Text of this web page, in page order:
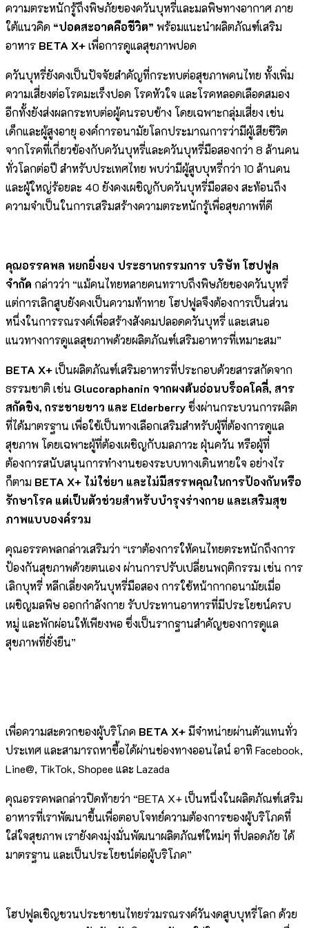
ความตระหนักรู้ถึงพิษภัยของควันบุหรี่และมลพิษทางอากาศ ภาย
ใต้แนวคิด “ปอดสะอาดคือชีวิต” พร้อมแนะนำผลิตภัณฑ์เสริม
อาหาร BETA X+เพื่อการดูแลสุขภาพปอด
ควันบุหรี่ยังคงเป็นปัจจัยสำคัญที่กระทบต่อสุขภาพคนไทย ทั้งเพิ่ม
ความเสี่ยงต่อโรคมะเร็งปอด โรคหัวใจ และโรคหลอดเลือดสมอง
อีกทั้งยังส่งผลกระทบต่อผู้คนรอบข้าง โดยเฉพาะกลุ่มเสี่ยง เช่น
เด็กและผู้สูงอายุ องค์การอนามัยโลกประมาณการว่ามีผู้เสียชีวิต
จากโรคที่เกี่ยวข้องกับควันบุหรี่และควันบุหรี่มือสองกว่า 8 ล้านคน
ทั่วโลกต่อปี สำหรับประเทศไทย พบว่ามีผู้สูบบุหรี่กว่า 10 ล้านคน
และผู้ใหญ่ร้อยละ 40 ยังคงเผชิญกับควันบุหรี่มือสอง สะท้อนถึง
ความจำเป็นในการเสริมสร้างความตระหนักรู้เพื่อสุขภาพที่ดี
คุณอรรคพล หยกยิ่งยง ประธานกรรมการ บริษัท โฮปฟูล
จำกัด กล่าวว่า “แม้คนไทยหลายคนทราบถึงพิษภัยของควันบุหรี่
แต่การเลิกสูบยังคงเป็นความท้าทาย โฮปฟูลจึงต้องการเป็นส่วน
หนึ่งในการรณรงค์เพื่อสร้างสังคมปลอดควันบุหรี่ และเสนอ
แนวทางการดูแลสุขภาพด้วยผลิตภัณฑ์เสริมอาหารที่เหมาะสม”
BETA X+เป็นผลิตภัณฑ์เสริมอาหารที่ประกอบด้วยสารสกัดจาก
ธรรมชาติ เช่น Glucoraphanin จากผงต้นอ่อนบร็อคโคลี่, สาร
สกัดขิง, กระชายขาว และ Elderberryซึ่งผ่านกระบวนการผลิต
ที่ได้มาตรฐาน เพื่อใช้เป็นทางเลือกเสริมสำหรับผู้ที่ต้องการดูแล
สุขภาพ โดยเฉพาะผู้ที่ต้องเผชิญกับมลภาวะ ฝุ่นควัน หรือผู้ที่
ต้องการสนับสนุนการทำงานของระบบทางเดินหายใจ อย่างไร
ก็ตาม BETA X+ ไม่ใช่ยา และไม่มีสรรพคุณในการป้องกันหรือ
รักษาโรค แต่เป็นตัวช่วยสำหรับบำรุงร่างกาย และเสริมสุข
ภาพแบบองค์รวม
คุณอรรคพลกล่าวเสริมว่า “เราต้องการให้คนไทยตระหนักถึงการ
ป้องกันสุขภาพด้วยตนเอง ผ่านการปรับเปลี่ยนพฤติกรรม เช่น การ
เลิกบุหรี่ หลีกเลี่ยงควันบุหรี่มือสอง การใช้หน้ากากอนามัยเมื่อ
เผชิญมลพิษ ออกกำลังกาย รับประทานอาหารที่มีประโยชน์ครบ
หมู่ และพักผ่อนให้เพียงพอ ซึ่งเป็นรากฐานสำคัญของการดูแล
สุขภาพที่ยั่งยืน”
เพื่อความสะดวกของผู้บริโภค BETA X+มีจำหน่ายผ่านตัวแทนทั่ว
ประเทศ และสามารถหาซื้อได้ผ่านช่องทางออนไลน์ อาทิ Facebook,
Line@, TikTok, Shopee และ Lazada
คุณอรรคพลกล่าวปิดท้ายว่า “BETA X+ เป็นหนึ่งในผลิตภัณฑ์เสริม
อาหารที่เราพัฒนาขึ้นเพื่อตอบโจทย์ความต้องการของผู้บริโภคที่
ใส่ใจสุขภาพ เรายังคงมุ่งมั่นพัฒนาผลิตภัณฑ์ใหม่ๆ ที่ปลอดภัย ได้
มาตรฐาน และเป็นประโยชน์ต่อผู้บริโภค”
โฮปฟูลเชิญชวนประชาชนไทยร่วมรณรงค์วันงดสูบบุหรี่โลก ด้วย